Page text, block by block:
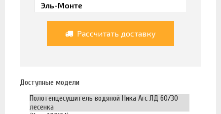
Рассчитать доставку
Доступные модели
Полотенцесушитель водяной Ника Arc ЛД 60/30
лесенка